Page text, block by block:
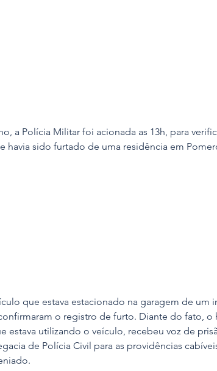
a Polícia Militar foi acionada as 13h, para
havia sido furtado de uma residência em
que estava estacionado na garagem de um
o registro de furto. Diante do fato,
estava utilizando o veículo, recebeu voz de
de Polícia Civil para as providências